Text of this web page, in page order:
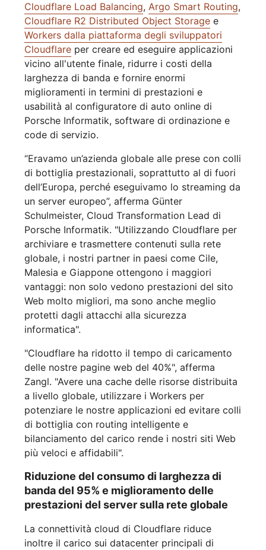
Cloudflare Load Balancing,Argo Smart Routing,
Cloudflare R2 Distributed Object Storage e
Workers dalla piattaforma degli sviluppatori
Cloudflare per creare ed eseguire applicazioni
vicino all'utente finale, ridurre i costi della
larghezza di banda e fornire enormi
miglioramenti in termini di prestazioni e
usabilità al configuratore di auto online di
Porsche Informatik, software di ordinazione e
code di servizio.
“Eravamo un’azienda globale alle prese con colli
di bottiglia prestazionali, soprattutto al di fuori
dell’Europa, perché eseguivamo lo streaming da
un server europeo”, afferma Günter
Schulmeister, Cloud Transformation Lead di
Porsche Informatik. "Utilizzando Cloudflare per
archiviare e trasmettere contenuti sulla rete
globale, i nostri partner in paesi come Cile,
Malesia e Giappone ottengono i maggiori
vantaggi: non solo vedono prestazioni del sito
Web molto migliori, ma sono anche meglio
protetti dagli attacchi alla sicurezza
informatica".
"Cloudflare ha ridotto il tempo di caricamento
delle nostre pagine web del 40%", afferma
Zangl. "Avere una cache delle risorse distribuita
a livello globale, utilizzare i Workers per
potenziare le nostre applicazioni ed evitare colli
di bottiglia con routing intelligente e
bilanciamento del carico rende i nostri siti Web
più veloci e affidabili".
Riduzione del consumo di larghezza di
banda del 95% e miglioramento delle
prestazioni del server sulla rete globale
La connettività cloud di Cloudflare riduce
inoltre il carico sui datacenter principali di